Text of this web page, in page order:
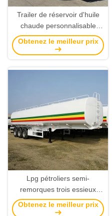
Trailer de réservoir d'huile
chaude personnalisable
avec 50 tonnes de charge
utile maximale
Suspension mécanique
Obtenez le meilleur prix
Lpg pétroliers semi-
remorques trois essieux
lourdes suspension
mécanique/aérienne avec
Obtenez le meilleur prix